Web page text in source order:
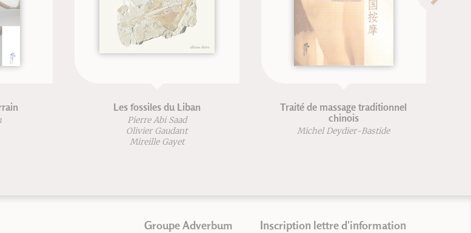
La vitesse de la lumière
Miyamoto Musashi - nouvelle
Kenji Tokitsu
Groupe Adverbum Inscription lettre d'information